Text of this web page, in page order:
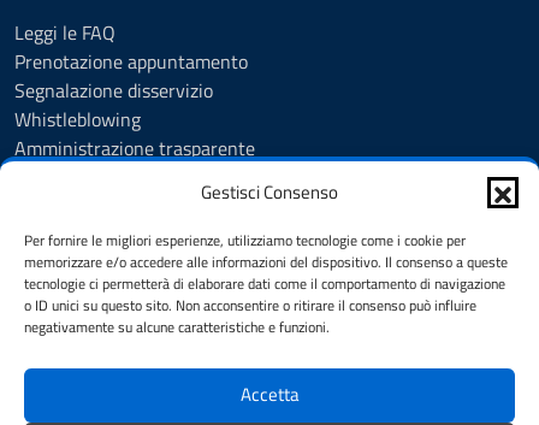
Gestisci Consenso
Per fornire le migliori esperienze, utilizziamo tecnologie come i cookie per
memorizzare e/o accedere alle informazioni del dispositivo. Il consenso a queste
tecnologie ci permetterà di elaborare dati come il comportamento di navigazione
o ID unici su questo sito. Non acconsentire o ritirare il consenso può influire
negativamente su alcune caratteristiche e funzioni.
Accetta
Leggi le FAQ
Prenotazione appuntamento
Segnalazione disservizio
Whistleblowing
Amministrazione trasparente
Albo Pretorio
Cookie Policy
Informativa privacy
Dichiarazione di accessibilità